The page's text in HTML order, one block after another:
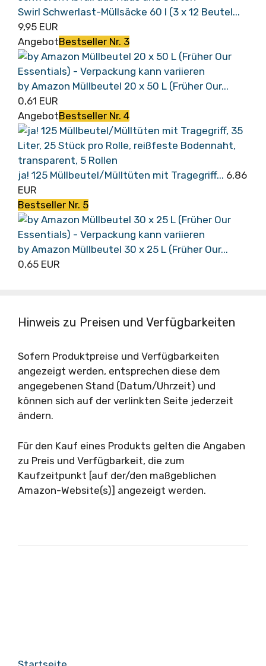
Swirl Schwerlast-Müllsäcke 60 l (3 x 12 Beutel...
9,95 EUR
AngebotBestseller Nr. 3
by Amazon Müllbeutel 20 x 50 L (Früher Our...
0,61 EUR
AngebotBestseller Nr. 4
ja! 125 Müllbeutel/Mülltüten mit Tragegriff... 6,86
EUR
Bestseller Nr. 5
by Amazon Müllbeutel 30 x 25 L (Früher Our...
0,65 EUR
Hinweis zu Preisen und Verfügbarkeiten
Sofern Produktpreise und Verfügbarkeiten
angezeigt werden, entsprechen diese dem
angegebenen Stand (Datum/Uhrzeit) und
können sich auf der verlinkten Seite jederzeit
ändern.
Für den Kauf eines Produkts gelten die Angaben
zu Preis und Verfügbarkeit, die zum
Kaufzeitpunkt [auf der/den maßgeblichen
Amazon-Website(s)] angezeigt werden.